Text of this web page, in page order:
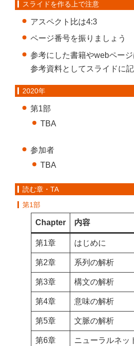
スライドを作る上で注意
アスペクト比は4:3
ページ番号を振りましょう
参考にした書籍やwebペー
参考資料としてスライドに
2020年
第1部
TBA
参加者
TBA
読む章・TA
第1部
Chapter 内容
第1章 はじめに
第2章 系列の解析
第3章 構文の解析
第4章 意味の解析
第5章 文脈の解析
第6章
ニューラルネッ